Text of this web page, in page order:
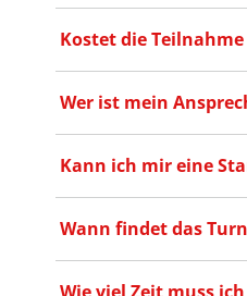
Kostet die
Wer ist mein
Kann ich mir eine
Wann findet das